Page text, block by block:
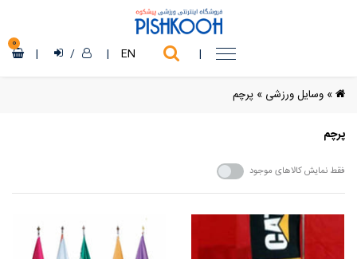
|
EN
|
/
|
0
» وسایل ورزشی » پرچم
پرچم
فقط نمایش کالاهای موجود